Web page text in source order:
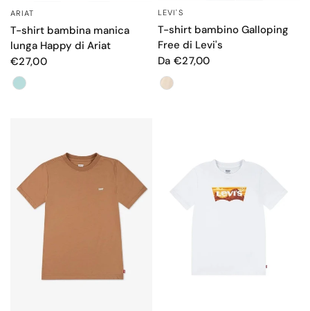
ARIAT
T-shirt bambina manica
lunga Happy di Ariat
€27,00
Colore
LEVI'S
T-shirt bambino Galloping
Free di Levi's
Da €27,00
Colore